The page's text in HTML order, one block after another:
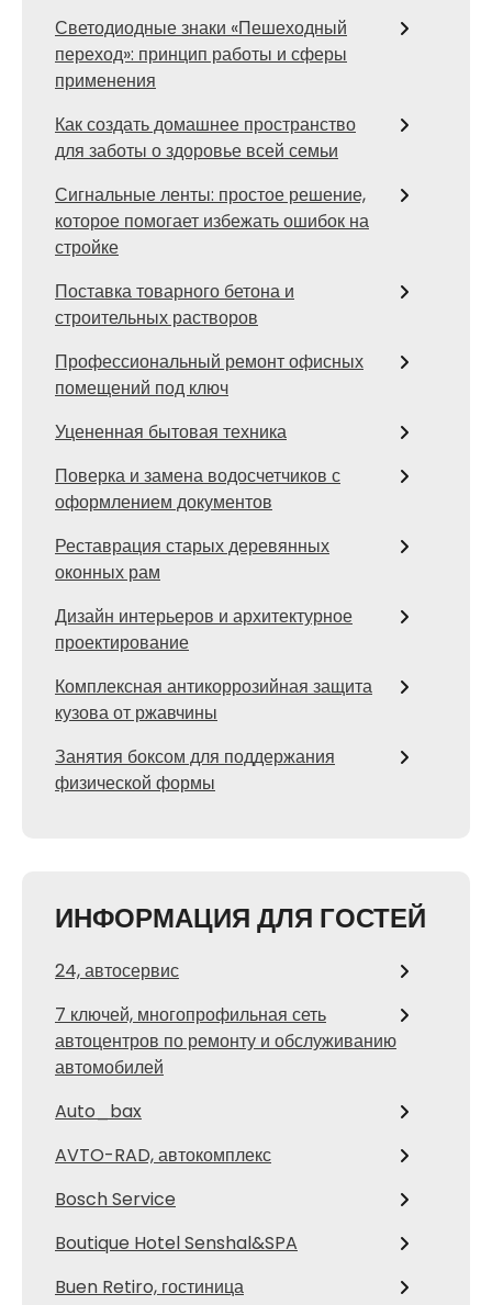
Светодиодные знаки «Пешеходный
переход»: принцип работы и сферы
применения
Как создать домашнее пространство
для заботы о здоровье всей семьи
Сигнальные ленты: простое решение,
которое помогает избежать ошибок на
стройке
Поставка товарного бетона и
строительных растворов
Профессиональный ремонт офисных
помещений под ключ
Уцененная бытовая техника
Поверка и замена водосчетчиков с
оформлением документов
Реставрация старых деревянных
оконных рам
Дизайн интерьеров и архитектурное
проектирование
Комплексная антикоррозийная защита
кузова от ржавчины
Занятия боксом для поддержания
физической формы
ИНФОРМАЦИЯ ДЛЯ ГОСТЕЙ
24, автосервис
7 ключей, многопрофильная сеть
автоцентров по ремонту и обслуживанию
автомобилей
Auto_bax
AVTO-RAD, автокомплекс
Bosch Service
Boutique Hotel Senshal&SPA
Buen Retiro, гостиница